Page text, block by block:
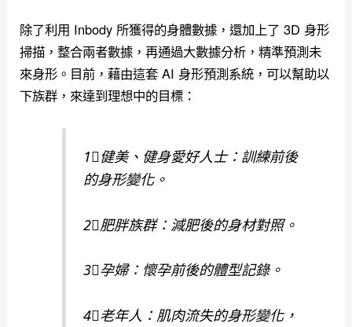
除了利用 Inbody 所獲得的身體數據，還加上了 3D 身形
掃描，整合兩者數據，再通過大數據分析，精準預測未
來身形。目前，藉由這套 AI 身形預測系統，可以幫助以
下族群，來達到理想中的目標：
1⃣️健美、健身愛好人士：訓練前後
的身形變化。
2⃣️肥胖族群：減肥後的身材對照。
3⃣️孕婦：懷孕前後的體型記錄。
4⃣️老年人：肌肉流失的身形變化，